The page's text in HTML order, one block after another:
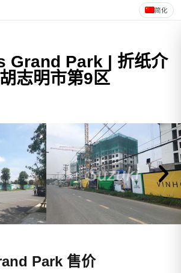
Grand Park | 折纸介
志明市第9区
Park 售价
简化